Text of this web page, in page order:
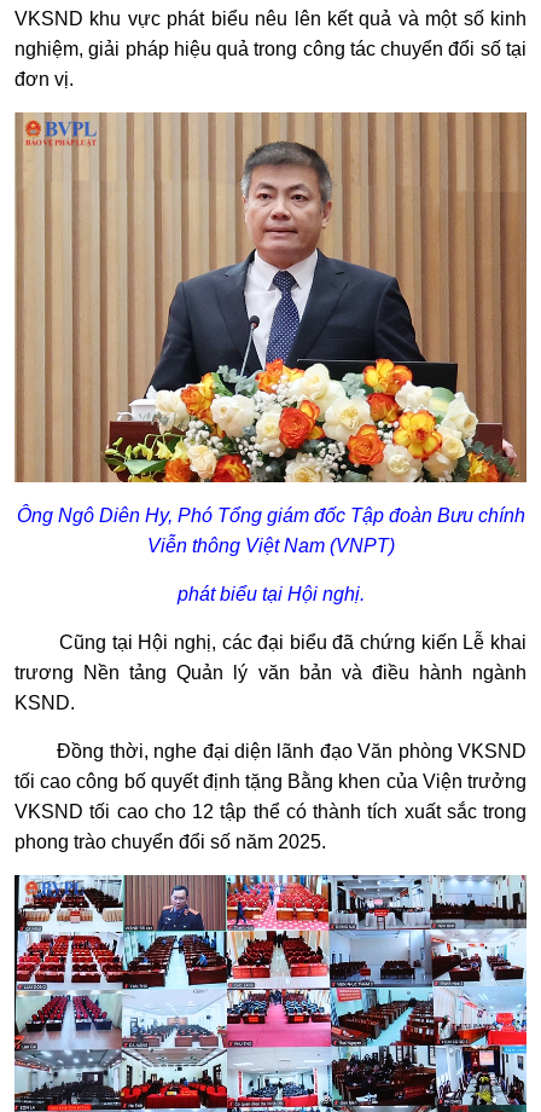
VKSND khu vực phát biểu nêu lên kết quả và một số kinh
nghiệm, giải pháp hiệu quả trong công tác chuyển đổi số tại
đơn vị.
Ông Ngô Diên Hy, Phó Tổng giám đốc Tập đoàn Bưu chính
Viễn thông Việt Nam (VNPT)
phát biểu tại Hội nghị.
Cũng tại Hội nghị, các đại biểu đã chứng kiến Lễ khai
trương Nền tảng Quản lý văn bản và điều hành ngành
KSND.
Đồng thời, nghe đại diện lãnh đạo Văn phòng VKSND
tối cao công bố quyết định tặng Bằng khen của Viện trưởng
VKSND tối cao cho 12 tập thể có thành tích xuất sắc trong
phong trào chuyển đổi số năm 2025.